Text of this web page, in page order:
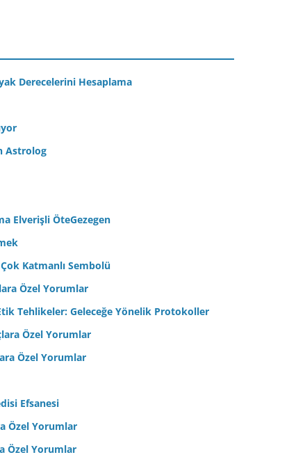
Derecelerini Hesaplama
Astrolog
Elverişli ÖteGezegen
Katmanlı Sembolü
Özel Yorumlar
Tehlikeler: Geleceğe Yönelik Protokoller
Özel Yorumlar
Özel Yorumlar
Efsanesi
Özel Yorumlar
Özel Yorumlar